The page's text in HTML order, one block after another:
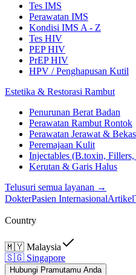
Tes IMS
Perawatan IMS
Kondisi IMS A - Z
Tes HIV
PEP HIV
PrEP HIV
HPV / Penghapusan Kutil
Estetika & Restorasi Rambut
Penurunan Berat Badan
Perawatan Rambut Rontok
Perawatan Jerawat &
Peremajaan Kulit
Injectables (B.toxin, Fillers,
Kerutan & Garis Halus
Telusuri semua layanan →
DokterPasien InternasionalArtikel
Country
🇲🇾 Malaysia
🇸🇬 Singapore
Hubungi Pramutamu Anda